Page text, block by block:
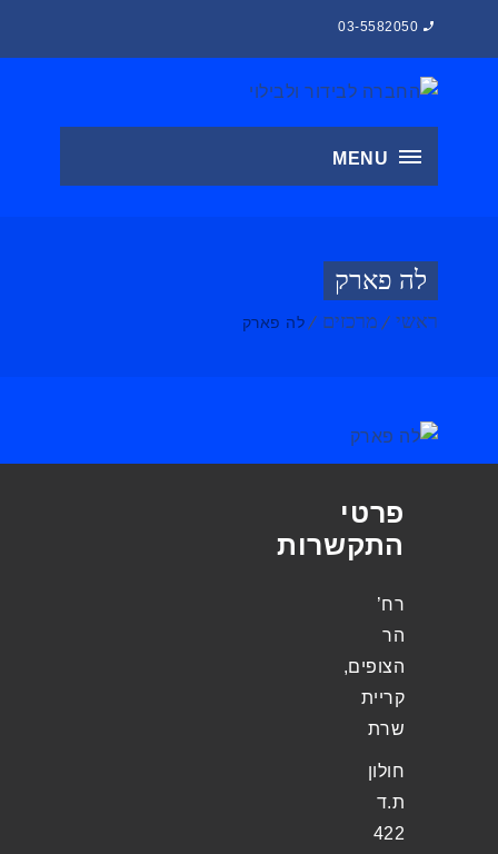
MENU
לה פארק
ראשי מרכזים לה פארק
פרטי
התקשרות
רח’
הר
הצופים,
קריית
שרת
חולון
ת.ד
422